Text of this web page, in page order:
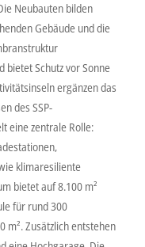
Neubauten bilden
Gebäude und die
bietet Schutz vor Sonne
ergänzen das
des SSP-
eine zentrale Rolle:
klimaresiliente
bietet auf 8.100 m²
für rund 300
m². Zusätzlich entstehen